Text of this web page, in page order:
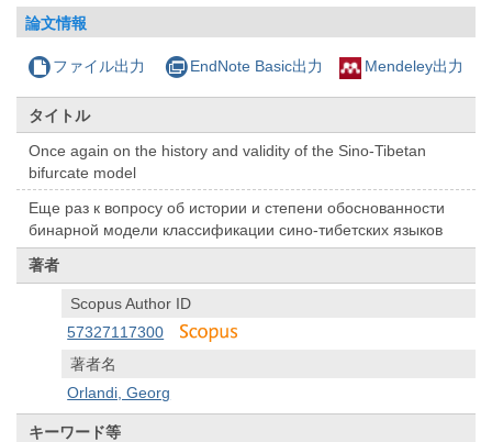
論文情報
ファイル出力 EndNote Basic出力 Mendeley出力
タイトル
Once again on the history and validity of the Sino-Tibetan
bifurcate model
Еще раз к вопросу об истории и степени обоснованности
бинарной модели классификации сино-тибетских языков
著者
Scopus Author ID
57327117300
著者名
Orlandi, Georg
キーワード等